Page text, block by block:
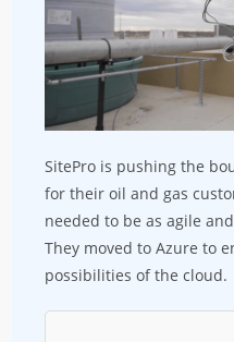
SitePro is pushing the
for their oil and gas
needed to be as agile
They moved to Azure to
possibilities of the cloud.